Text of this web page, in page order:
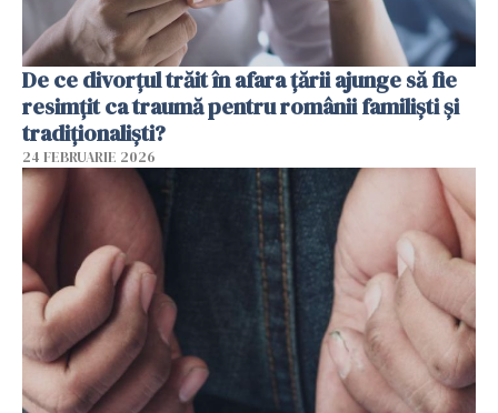
De ce divorțul trăit în afara țării ajunge să fie
resimțit ca traumă pentru românii familiști și
tradiționaliști?
24 FEBRUARIE 2026